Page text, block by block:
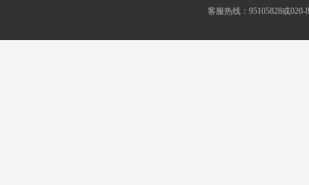
客服热线：95105828或020-